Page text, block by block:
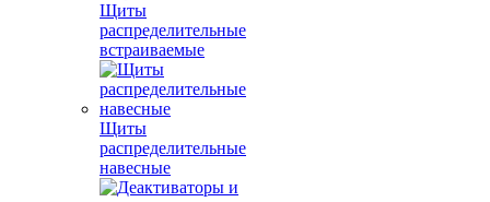
Щиты
распределительные
встраиваемые
Щиты
распределительные
навесные